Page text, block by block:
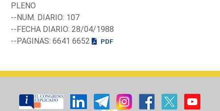
PLENO
--NUM. DIARIO: 107
--FECHA DIARIO: 28/04/1988
--PAGINAS: 6641 6652
PDF